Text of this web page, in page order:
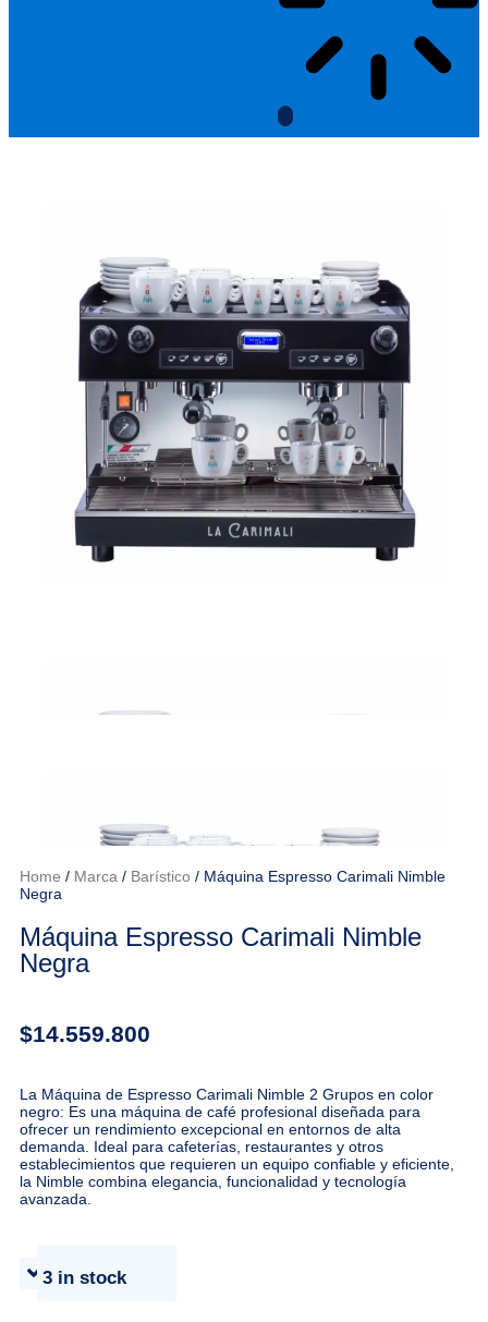
Home / Marca / Barístico / Máquina Espresso Carimali Nimble
Negra
Máquina Espresso Carimali Nimble
Negra
$14.559.800
La Máquina de Espresso Carimali Nimble 2 Grupos en color
negro: Es una máquina de café profesional diseñada para
ofrecer un rendimiento excepcional en entornos de alta
demanda. Ideal para cafeterías, restaurantes y otros
establecimientos que requieren un equipo confiable y eficiente,
la Nimble combina elegancia, funcionalidad y tecnología
avanzada.
3 in stock